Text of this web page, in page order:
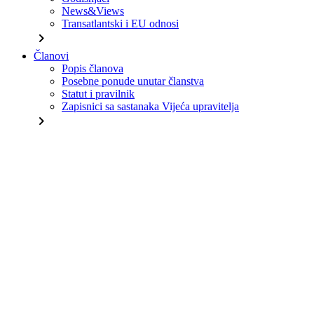
News&Views
Transatlantski i EU odnosi
chevron_right
Članovi
Popis članova
Posebne ponude unutar članstva
Statut i pravilnik
Zapisnici sa sastanaka Vijeća upravitelja
chevron_right